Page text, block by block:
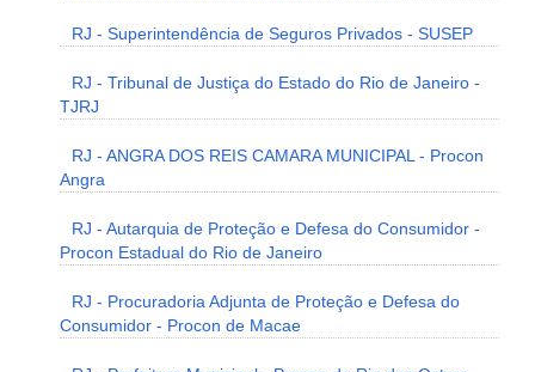
RJ - Superintendência de Seguros Privados - SUSEP
RJ - Tribunal de Justiça do Estado do Rio de Janeiro -
TJRJ
RJ - ANGRA DOS REIS CAMARA MUNICIPAL - Procon
Angra
RJ - Autarquia de Proteção e Defesa do Consumidor -
Procon Estadual do Rio de Janeiro
RJ - Procuradoria Adjunta de Proteção e Defesa do
Consumidor - Procon de Macae